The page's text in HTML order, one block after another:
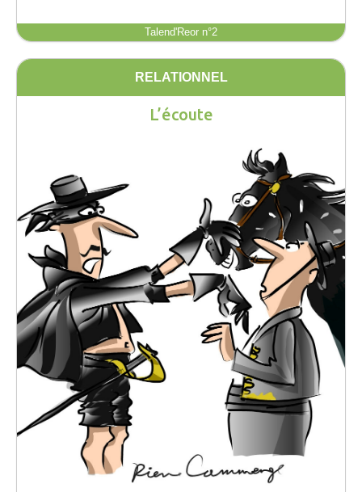
Talend'Reor n°2
RELATIONNEL
L’écoute